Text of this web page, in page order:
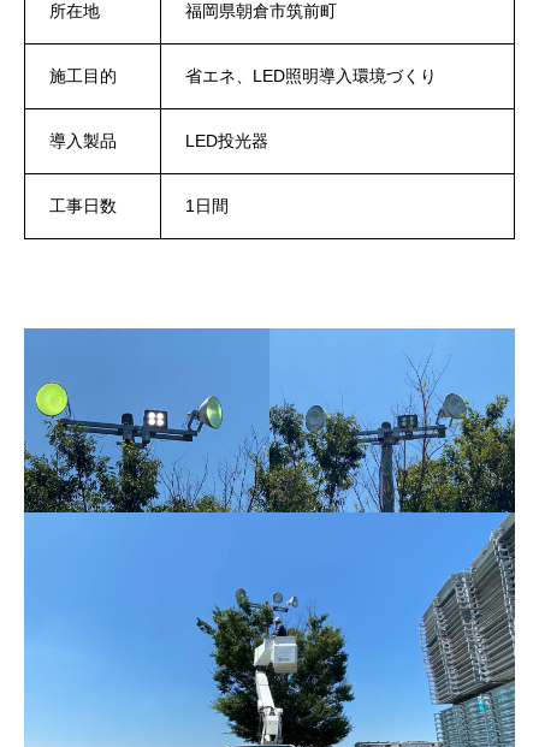
所在地 福岡県朝倉市筑前町
施工目的 省エネ、LED照明導入環境づくり
導入製品 LED投光器
工事日数 1日間